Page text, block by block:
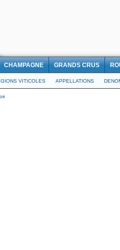
CHAMPAGNE GRANDS CRUS
VITICOLES APPELLATIONS